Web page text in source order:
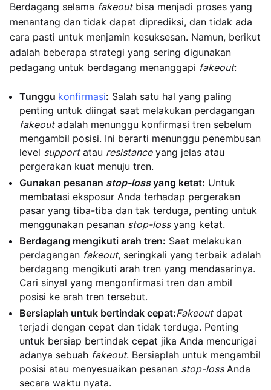
Berdagang selama fakeoutbisa menjadi proses yang
menantang dan tidak dapat diprediksi, dan tidak ada
cara pasti untuk menjamin kesuksesan. Namun, berikut
adalah beberapa strategi yang sering digunakan
pedagang untuk berdagang menanggapi fakeout:
Tunggu konfirmasi: Salah satu hal yang paling
penting untuk diingat saat melakukan perdagangan
fakeoutadalah menunggu konfirmasi tren sebelum
mengambil posisi. Ini berarti menunggu penembusan
level supportatau resistanceyang jelas atau
pergerakan kuat menuju tren.
Gunakan pesanan stop-lossyang ketat: Untuk
membatasi eksposur Anda terhadap pergerakan
pasar yang tiba-tiba dan tak terduga, penting untuk
menggunakan pesanan stop-lossyang ketat.
Berdagang mengikuti arah tren: Saat melakukan
perdagangan fakeout, seringkali yang terbaik adalah
berdagang mengikuti arah tren yang mendasarinya.
Cari sinyal yang mengonfirmasi tren dan ambil
posisi ke arah tren tersebut.
Bersiaplah untuk bertindak cepat:Fakeoutdapat
terjadi dengan cepat dan tidak terduga. Penting
untuk bersiap bertindak cepat jika Anda mencurigai
adanya sebuah fakeout. Bersiaplah untuk mengambil
posisi atau menyesuaikan pesanan stop-lossAnda
secara waktu nyata.